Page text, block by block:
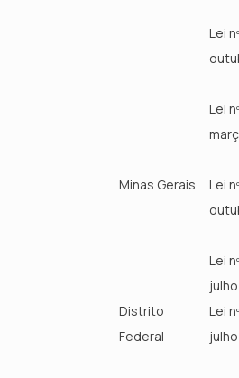
Lei
Lei
Minas Gerais
Lei
Lei
Distrito
Federal
Lei